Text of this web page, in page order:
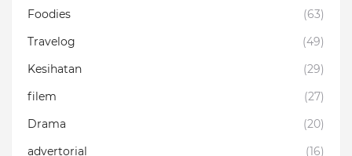
Foodies
(63)
Travelog
(49)
Kesihatan
(29)
filem
(27)
Drama
(20)
advertorial
(16)